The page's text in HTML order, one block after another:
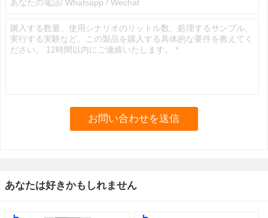
あなたは好きかもしれません